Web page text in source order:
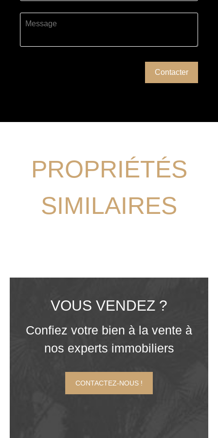
PROPRIÉTÉS
SIMILAIRES
VOUS VENDEZ ?
Confiez votre bien à la vente à
nos experts immobiliers
CONTACTEZ-NOUS !